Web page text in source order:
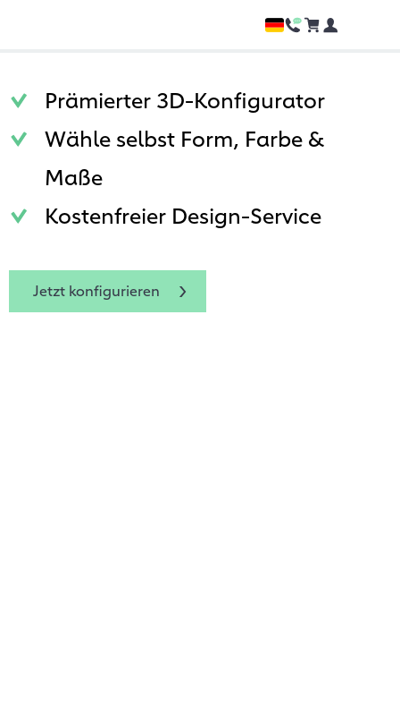
Prämierter 3D-Konfigurator
Wähle selbst Form, Farbe &
Maße
Kostenfreier Design-Service
Jetzt konfigurieren